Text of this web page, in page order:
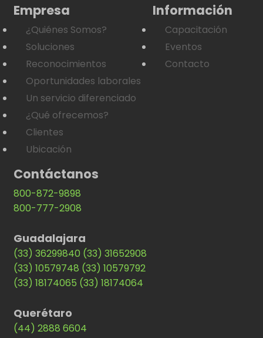
Empresa
¿Quiénes Somos?
Soluciones
Reconocimientos
Oportunidades laborales
Un servicio diferenciado
¿Qué ofrecemos?
Clientes
Ubicación
Información
Capacitación
Eventos
Contacto
Contáctanos
800-872-9898
800-777-2908
Guadalajara
(33) 36299840 (33) 31652908
(33) 10579748 (33) 10579792
(33) 18174065 (33) 18174064
Querétaro
(44) 2888 6604